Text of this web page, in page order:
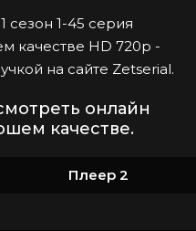
сезон 1-45 серия
качестве HD 720p -
на сайте Zetserial.
онлайн
качестве.
Плеер 2